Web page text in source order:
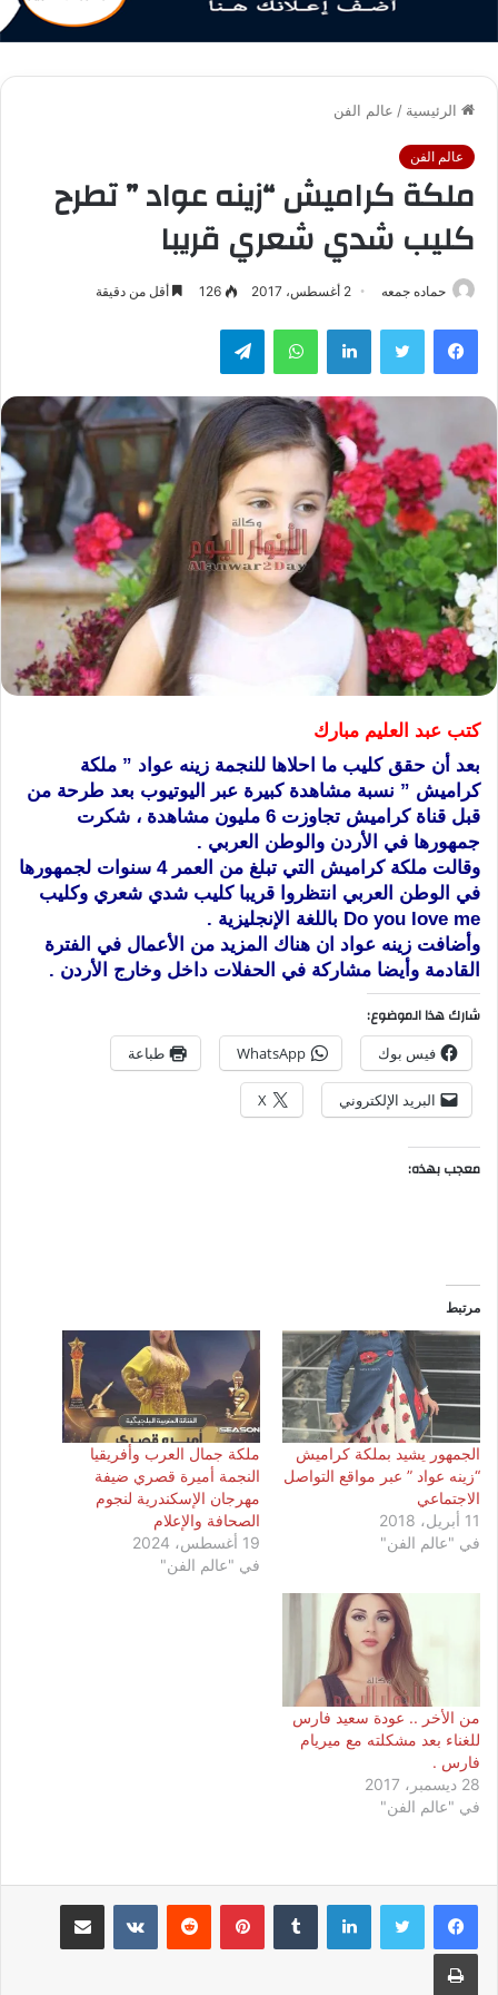
الرئيسية / عالم الفن
عالم الفن
ملكة كراميش “زينه عواد ” تطرح
كليب شدي شعري قريبا
حماده جمعه 2 أغسطس، 2017 126 أقل من دقيقة
فيسبوك تويتر لينكدإن واتساب تيلقرام
كتب عبد العليم مبارك
بعد أن حقق كليب ما احلاها للنجمة زينه عواد ” ملكة
كراميش ” نسبة مشاهدة كبيرة عبر اليوتيوب بعد طرحة من
قبل قناة كراميش تجاوزت 6 مليون مشاهدة ، شكرت
جمهورها في الأردن والوطن العربي .
وقالت ملكة كراميش التي تبلغ من العمر 4 سنوات لجمهورها
في الوطن العربي انتظروا قريبا كليب شدي شعري وكليب
Do you love me باللغة الإنجليزية .
وأضافت زينه عواد ان هناك المزيد من الأعمال في الفترة
القادمة وأيضا مشاركة في الحفلات داخل وخارج الأردن .
شارك هذا الموضوع:
فيس بوك WhatsApp طباعة
البريد الإلكتروني X
معجب بهذه:
مرتبط
الجمهور يشيد بملكة كراميش
“زينه عواد ” عبر مواقع التواصل
الاجتماعي
11 أبريل، 2018
في "عالم الفن"
ملكة جمال العرب وأفريقيا
النجمة أميرة قصري ضيفة
مهرجان الإسكندرية لنجوم
الصحافة والإعلام
19 أغسطس، 2024
في "عالم الفن"
من الأخر .. عودة سعيد فارس
للغناء بعد مشكلته مع ميريام
فارس .
28 ديسمبر، 2017
في "عالم الفن"
لينكدإن بينتيريست مشاركة عبر البريد
طباعة